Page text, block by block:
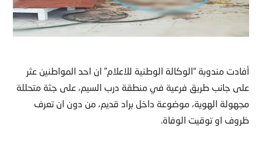
أفادت مندوبة “الوكالة الوطنية للاعلام” ان احد المواطنين عثر
على جانب طريق فرعية في منطقة درب السيم، على جثة متحللة
مجهولة الهوية، موضوعة داخل براد قديم، من دون ان تعرف
ظروف او توقيت الوفاة.